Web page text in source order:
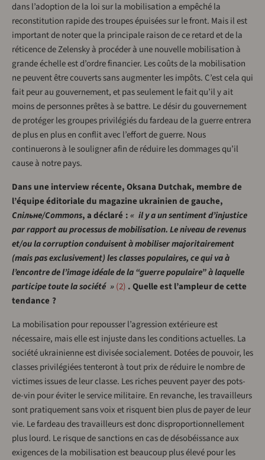
dans l’adoption de la loi sur la mobilisation a empêché la
reconstitution rapide des troupes épuisées sur le front. Mais il est
important de noter que la principale raison de ce retard et de la
réticence de Zelensky à procéder à une nouvelle mobilisation à
grande échelle est d’ordre financier. Les coûts de la mobilisation
ne peuvent être couverts sans augmenter les impôts. C’est cela qui
fait peur au gouvernement, et pas seulement le fait qu’il y ait
moins de personnes prêtes à se battre. Le désir du gouvernement
de protéger les groupes privilégiés du fardeau de la guerre entrera
de plus en plus en conflit avec l’effort de guerre. Nous
continuerons à le souligner afin de réduire les dommages qu’il
cause à notre pays.
Dans une interview récente, Oksana Dutchak, membre de
l’équipe éditoriale du magazine ukrainien de gauche,
Спільне/Commons, a déclaré :« il y a un sentiment d’injustice
par rapport au processus de mobilisation. Le niveau de revenus
et/ou la corruption conduisent à mobiliser majoritairement
(mais pas exclusivement) les classes populaires, ce qui va à
l’encontre de l’image idéale de la “guerre populaire” à laquelle
participe toute la société » 2 . Quelle est l’ampleur de cette
tendance ?
La mobilisation pour repousser l’agression extérieure est
nécessaire, mais elle est injuste dans les conditions actuelles. La
société ukrainienne est divisée socialement. Dotées de pouvoir, les
classes privilégiées tenteront à tout prix de réduire le nombre de
victimes issues de leur classe. Les riches peuvent payer des pots-
de-vin pour éviter le service militaire. En revanche, les travailleurs
sont pratiquement sans voix et risquent bien plus de payer de leur
vie. Le fardeau des travailleurs est donc disproportionnellement
plus lourd. Le risque de sanctions en cas de désobéissance aux
exigences de la mobilisation est beaucoup plus élevé pour les